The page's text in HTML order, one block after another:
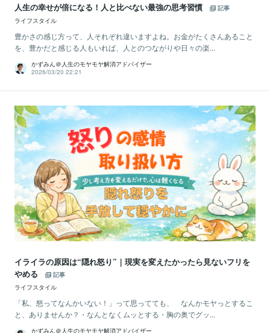
人生の幸せが倍になる！人と比べない最強の思考習慣
記事
ライフスタイル
豊かさの感じ方って、人それぞれ違いますよね。お金がたくさんあること
を、豊かだと感じる人もいれば、人とのつながりや日々の楽...
かずみん＠人生のモヤモヤ解消アドバイザー
2026/03/20 22:21
イライラの原因は“隠れ怒り”｜現実を変えたかったら見ないフリを
やめる
記事
ライフスタイル
「私、怒ってなんかいない！」って思ってても、 なんかモヤっとするこ
と、ありませんか？・なんとなくムッとする・胸の奥でグッ...
かずみん＠人生のモヤモヤ解消アドバイザー